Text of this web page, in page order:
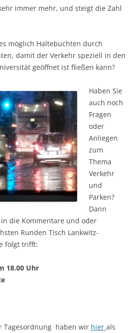
immer mehr, und steigt die Zahl
möglich Haltebuchten durch
damit der Verkehr speziell in den
geöffnet ist fließen kann?
Haben Sie
auch noch
Fragen
oder
Anliegen
zum
Thema
Verkehr
und
Parken?
Dann
die Kommentare und oder
Runden Tisch Lankwitz-
folgt trifft:
18.00 Uhr
Tagesordnung haben wir hier als